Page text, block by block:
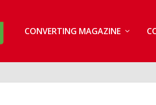
CONVERTING MAGAZINE